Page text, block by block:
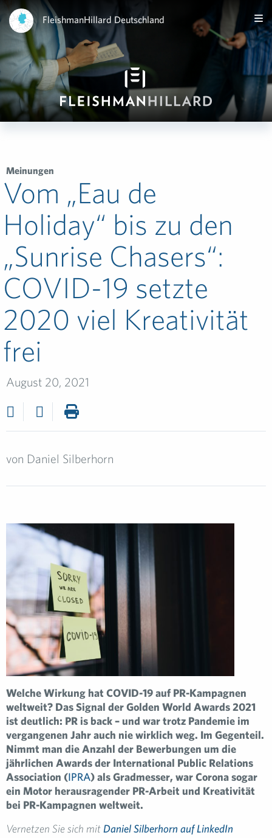
FleishmanHillard Deutschland
Meinungen
Vom „Eau de
Holiday“ bis zu den
„Sunrise Chasers“:
COVID-19 setzte
2020 viel Kreativität
frei
August 20, 2021
von Daniel Silberhorn
Welche Wirkung hat COVID-19 auf PR-Kampagnen
weltweit? Das Signal der Golden World Awards 2021
ist deutlich: PR is back – und war trotz Pandemie im
vergangenen Jahr auch nie wirklich weg. Im Gegenteil.
Nimmt man die Anzahl der Bewerbungen um die
jährlichen Awards der International Public Relations
Association (IPRA) als Gradmesser, war Corona sogar
ein Motor herausragender PR-Arbeit und Kreativität
bei PR-Kampagnen weltweit.
Vernetzen Sie sich mit Daniel Silberhorn auf LinkedIn